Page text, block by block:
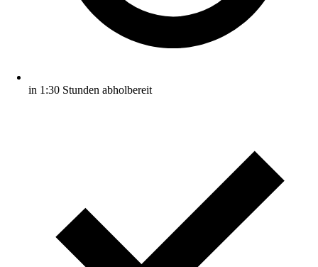
in 1:30 Stunden abholbereit